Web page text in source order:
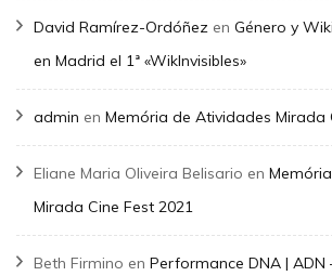
David Ramírez-Ordóñez en Género y
en Madrid el 1ª «WikInvisibles»
admin en Memória de Atividades Mirada
Eliane Maria Oliveira Belisario en
Mirada Cine Fest 2021
Beth Firmino en Performance DNA | ADN